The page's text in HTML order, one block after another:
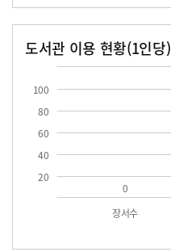
도서관 이용 현황(1인당)
20
40
60
80
100
장서수
0